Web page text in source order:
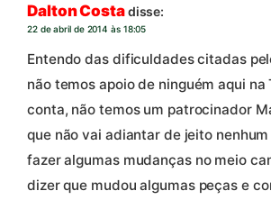
Dalton Costadisse:
22 de abril de 2014 às 18:05
Entendo das dificuldades citadas
não temos apoio de ninguém aqui
conta, não temos um patrocinador
que não vai adiantar de jeito nenhum
fazer algumas mudanças no meio
dizer que mudou algumas peças e